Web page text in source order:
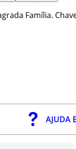
Família.
AJUDA